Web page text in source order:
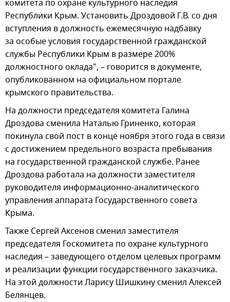
комитета по охране культурного наследия
Республики Крым. Установить Дроздовой Г.В. со дня
вступления в должность ежемесячную надбавку
за особые условия государственной гражданской
службы Республики Крым в размере 200%
должностного оклада", – говорится в документе,
опубликованном на официальном портале
крымского правительства.
На должности председателя комитета Галина
Дроздова сменила Наталью Гриненко, которая
покинула свой пост в конце ноября этого года в связи
с достижением предельного возраста пребывания
на государственной гражданской службе. Ранее
Дроздова работала на должности заместителя
руководителя информационно-аналитического
управления аппарата Государственного совета
Крыма.
Также Сергей Аксенов сменил заместителя
председателя Госкомитета по охране культурного
наследия – заведующего отделом целевых программ
и реализации функции государственного заказчика.
На этой должности Ларису Шишкину сменил Алексей
Белянцев.